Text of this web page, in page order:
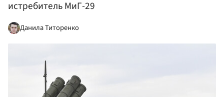
истребитель МиГ-29
Данила Титоренко